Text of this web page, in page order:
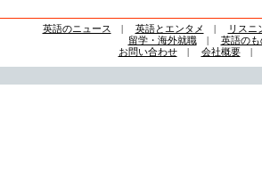
英語のニュース | 英語とエンタメ | リスニ
留学・海外就職| 英語のも
お問い合わせ| 会社概要|